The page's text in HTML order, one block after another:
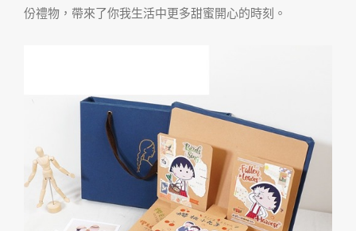
份禮物，帶來了你我生活中更多甜蜜開心的時刻。